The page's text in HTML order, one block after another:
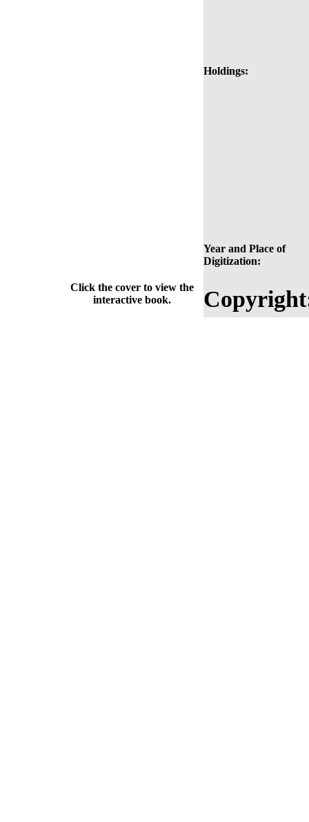
Holdings:
Year and Place of
Digitization:
Click the cover to view the
interactive book.